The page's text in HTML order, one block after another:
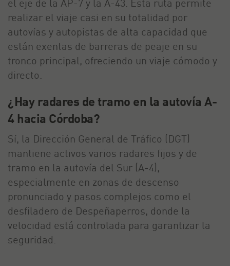
el eje de la AP-7 y la A-43. Esta ruta permite
realizar el viaje casi en su totalidad por
autovías y autopistas de alta capacidad que
están exentas de barreras de peaje en su
tronco principal, ofreciendo un viaje cómodo y
directo.
¿Hay radares de tramo en la autovía A-
4 hacia Córdoba?
Sí, la Dirección General de Tráfico (DGT)
mantiene activos varios radares fijos y de
tramo en la autovía del Sur (A-4),
especialmente en zonas de descenso
pronunciado y pasos complejos como el
desfiladero de Despeñaperros, donde la
velocidad está controlada para garantizar la
seguridad.